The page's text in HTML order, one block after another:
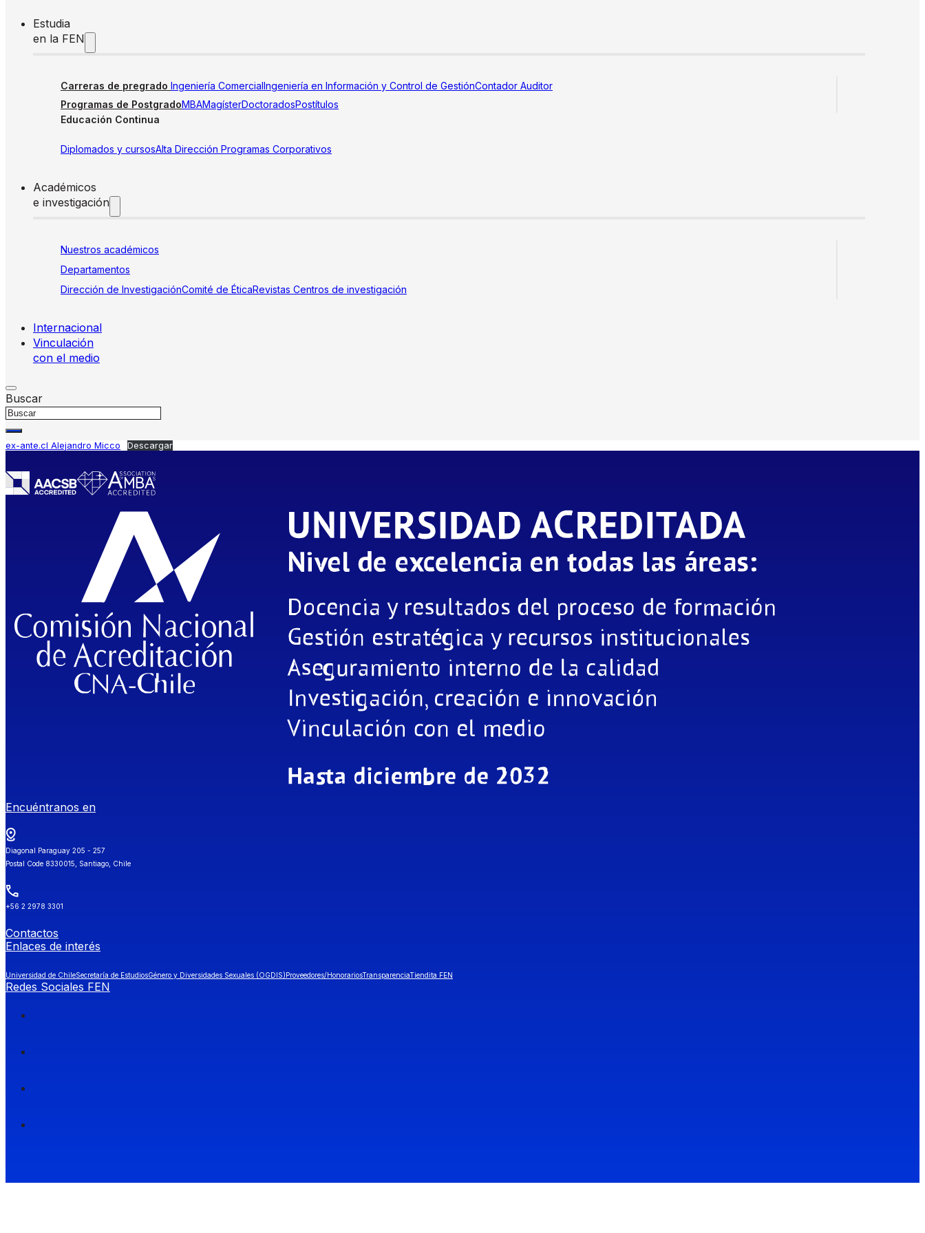
Estudia
en la FEN
Carreras de pregrado Ingeniería ComercialIngeniería en Información y Control de GestiónContador Auditor
Programas de PostgradoMBAMagísterDoctoradosPostítulos
Educación Continua
Diplomados y cursosAlta Dirección Programas Corporativos
Académicos
e investigación
Nuestros académicos
Departamentos
Dirección de InvestigaciónComité de ÉticaRevistas Centros de investigación
Internacional
Vinculación
con el medio
Buscar
ex-ante.cl Alejandro Micco Descargar
Encuéntranos en
Diagonal Paraguay 205 - 257
Postal Code 8330015, Santiago, Chile
+56 2 2978 3301
Contactos
Enlaces de interés
Universidad de ChileSecretaría de EstudiosGénero y Diversidades Sexuales (OGDIS)Proveedores/HonorariosTransparenciaTiendita FEN
Redes Sociales FEN